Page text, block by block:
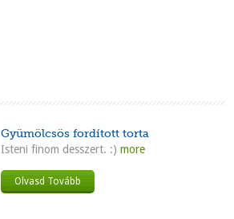
Gyümölcsös fordított torta
Isteni finom desszert. :) more
Olvasd Tovább